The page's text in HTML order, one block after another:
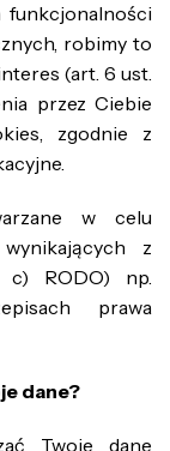
funkcjonalności
robimy to
(art. 6 ust.
przez Ciebie
zgodnie z
w celu
z
RODO) np.
prawa
dane?
Twoje dane